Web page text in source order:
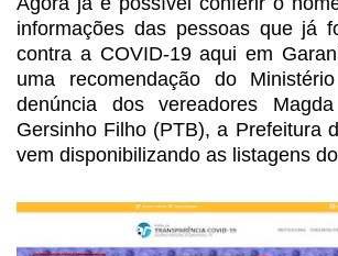
informações das pessoas que já
contra a COVID-19 aqui em
uma recomendação do
denúncia dosvereadores
Gersinho Filho (PTB), a Prefeitura
vem disponibilizando as listagens